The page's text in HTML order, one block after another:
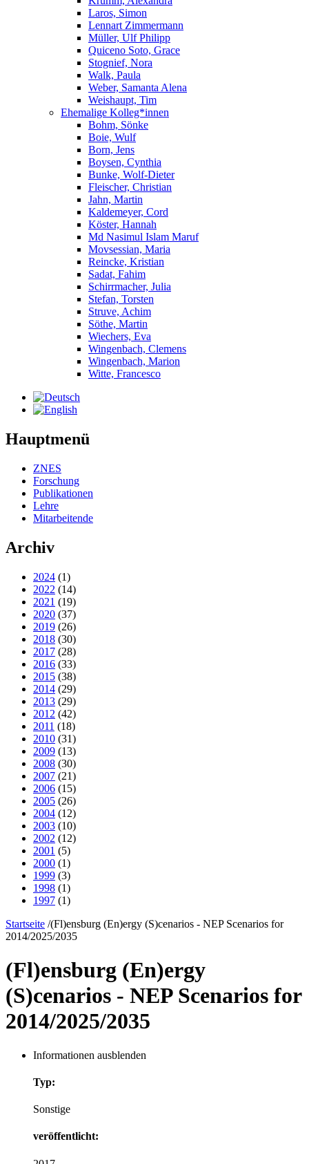
Laros, Simon
Lennart Zimmermann
Müller, Ulf Philipp
Quiceno Soto, Grace
Stognief, Nora
Walk, Paula
Weber, Samanta Alena
Weishaupt, Tim
Ehemalige Kolleg*innen
Bohm, Sönke
Boie, Wulf
Born, Jens
Boysen, Cynthia
Bunke, Wolf-Dieter
Fleischer, Christian
Jahn, Martin
Kaldemeyer, Cord
Köster, Hannah
Md Nasimul Islam Maruf
Movsessian, Maria
Reincke, Kristian
Sadat, Fahim
Schirrmacher, Julia
Stefan, Torsten
Struve, Achim
Söthe, Martin
Wiechers, Eva
Wingenbach, Clemens
Wingenbach, Marion
Witte, Francesco
Hauptmenü
ZNES
Forschung
Publikationen
Lehre
Mitarbeitende
Archiv
2024 (1)
2022 (14)
2021 (19)
2020 (37)
2019 (26)
2018 (30)
2017 (28)
2016 (33)
2015 (38)
2014 (29)
2013 (29)
2012 (42)
2011 (18)
2010 (31)
2009 (13)
2008 (30)
2007 (21)
2006 (15)
2005 (26)
2004 (12)
2003 (10)
2002 (12)
2001 (5)
2000 (1)
1999 (3)
1998 (1)
1997 (1)
Startseite /(Fl)ensburg (En)ergy (S)cenarios - NEP Scenarios for
2014/2025/2035
(Fl)ensburg (En)ergy
(S)cenarios - NEP Scenarios for
2014/2025/2035
Informationen ausblenden
Typ:
Sonstige
veröffentlicht: